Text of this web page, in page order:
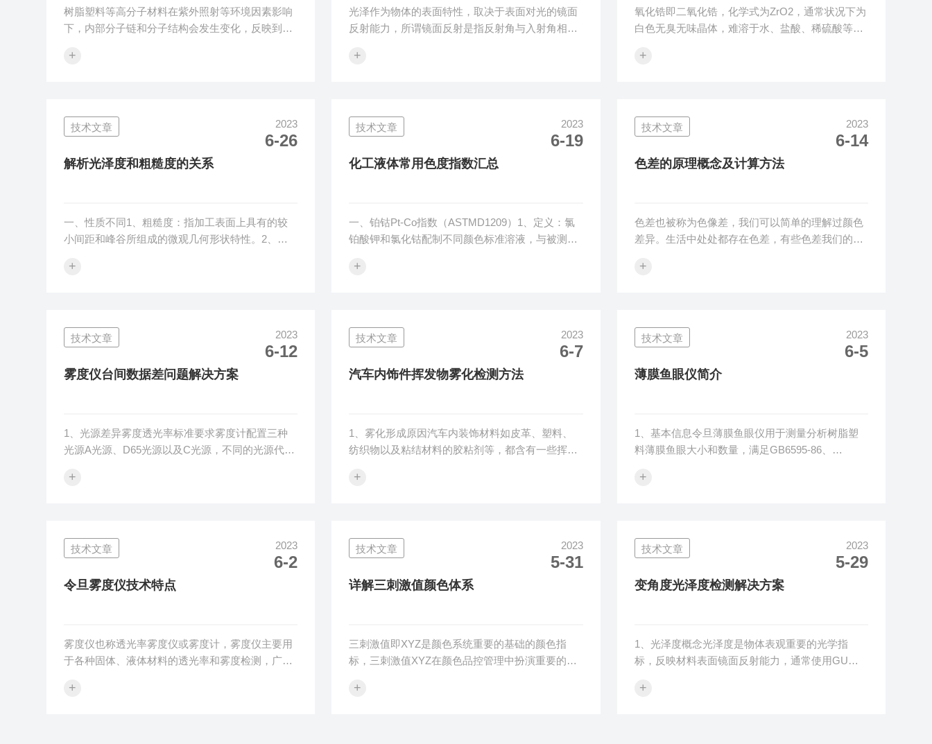
树脂塑料等高分子材料在紫外照射等环境因素影响
下，内部分子链和分子结构会发生变化，反映到材
指数表征材料黄变程度，同时使用黄度指数仪测量
YI=100（CxX-CzZ）/YX、Y、Z是三刺激值，Cx、
Cz数值可以从ASTM相关标准资料中找到。2、黄
色度行业标准黄度检测行业标准有HG/T3862、
+
光泽作为物体的表面特性，取决于表面对光的镜面
反射能力，所谓镜面反射是指反射角与入射角相等
料表面反射光的能力进行评价的物理量。通用光泽
度有相关标准要求和规定，不同样品使用不同的光
泽度计角度也有相关的标准规范。1、ASTMD523
标准标准规定了光泽度入射/反射角度选择规范，以
+
氧化锆即二氧化锆，化学式为ZrO2，通常状况下为
白色无臭无味晶体，难溶于水、盐酸、稀硫酸等溶
高折射率和低热膨胀系数的性质，氧化锆是重要的
大量试验统计，使用常规雾度计测量氧化锆材料的
雾度值接近100%，已经失去品控管理意义，使用令
旦雾度计可以准确测量出氧化锆真实雾度值。雾度
+
技术文章 2023
6-26
解析光泽度和粗糙度的关系
一、性质不同1、粗糙度：指加工表面上具有的较
小间距和峰谷所组成的微观几何形状特性。2、光
反射光的能力进行评价的物理量。二、决定因素不
性，取决于表面对光的镜面反射能力，所谓镜面反
射是指反射角与入射角相等的反射现象。三、影响
不同1、粗糙度：对机械产品的使用寿命和可靠性
+
技术文章 2023
6-19
化工液体常用色度指数汇总
一、铂钴Pt-Co指数（ASTMD1209）1、定义：氯
铂酸钾和氯化钴配制不同颜色标准溶液，与被测样
Co值没有明确公式，ASTM-D5386标准要求先得到
指数相当于25铂钴指数4、仪器要求，分光光度计
200-1000nm，10nm间隔5、试管要求：容积100毫
升，带有刻度线...
+
技术文章 2023
6-14
色差的原理概念及计算方法
色差也被称为色像差，我们可以简单的理解过颜色
差异。生活中处处都存在色差，有些色差我们的肉
的色差仪才能分辨。如果我们要表示样品和标准品
算公式有DEab、DE94、DE2000、DECMC等，当
然关注广泛的是通过Lab计算的DEab，其他的计算
公式都只是作为参考。L（亮度）轴表示黑白，0为
+
技术文章 2023
6-12
雾度仪台间数据差问题解决方案
1、光源差异雾度透光率标准要求雾度计配置三种
光源A光源、D65光源以及C光源，不同的光源代表
同光源能量的吸收和反射不同，形成同一样品在不
光率有差异，但是没有明确的线性关系、比例关系
或差值关系。3、品牌差异各雾度计品牌生产雾度
计虽然依据相同的制造标准，但是雾度计接分球、
+
技术文章 2023
6-7
汽车内饰件挥发物雾化检测方法
1、雾化形成原因汽车内装饰材料如皮革、塑料、
纺织物以及粘结材料的胶粘剂等，都含有一些挥发
会加剧这种挥发。挥发气体在汽车窗户或挡风玻璃
用于汽车内饰的材料进行雾化试验是十分必要的，
成雾值超出标准指标的材料将不可以用于汽车内
饰。2、雾化试验仪工作原理试样在起雾杯中被加
+
技术文章 2023
6-5
薄膜鱼眼仪简介
1、基本信息令旦薄膜鱼眼仪用于测量分析树脂塑
料薄膜鱼眼大小和数量，满足GB6595-86、
工作原理令旦鱼眼测定仪是利用光学投射放大并与
ASTM3351-93的方法测量鱼眼的大小和数量；
3.3、三倍透镜配置，影像图像更清晰，辨识度高；
3.4、备用灯泡随时切换，保持测量...
+
技术文章 2023
6-2
令旦雾度仪技术特点
雾度仪也称透光率雾度仪或雾度计，雾度仪主要用
于各种固体、液体材料的透光率和雾度检测，广泛
析、实验室检测等行业。1、双光束结构设计双光
+
技术文章 2023
5-31
详解三刺激值颜色体系
三刺激值即XYZ是颜色系统重要的基础的颜色指
标，三刺激值XYZ在颜色品控管理中扮演重要的角
指标的基础数值。1、概述三刺激值即XYZ代表红绿
+
技术文章 2023
5-29
变角度光泽度检测解决方案
1、光泽度概念光泽度是物体表观重要的光学指
标，反映材料表面镜面反射能力，通常使用GU作
标，片材、薄膜、镀膜、涂层等样品的光泽度均可
+